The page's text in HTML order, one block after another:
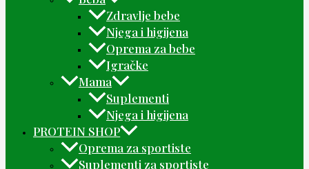
Zdravlje bebe
Njega i higijena
Oprema za bebe
Igračke
Mama
Suplementi
Njega i higijena
PROTEIN SHOP
Oprema za sportiste
Suplementi za sportiste